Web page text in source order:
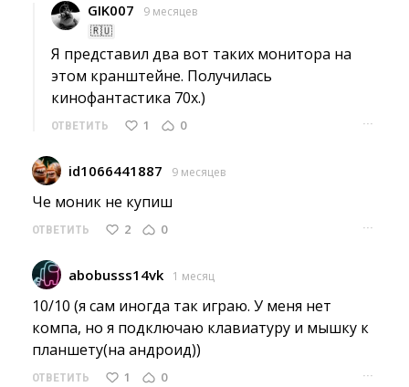
GIK007
9 месяцев
🇷🇺
Я представил два вот таких монитора на
этом кранштейне. Получилась
кинофантастика 70х.)
ОТВЕТИТЬ 1 0 ···
id1066441887 9 месяцев
Че моник не купиш
ОТВЕТИТЬ 2 0 ···
abobusss14vk 1 месяц
10/10 (я сам иногда так играю. У меня нет
компа, но я подключаю клавиатуру и мышку к
планшету(на андроид))
ОТВЕТИТЬ 1 0 ···